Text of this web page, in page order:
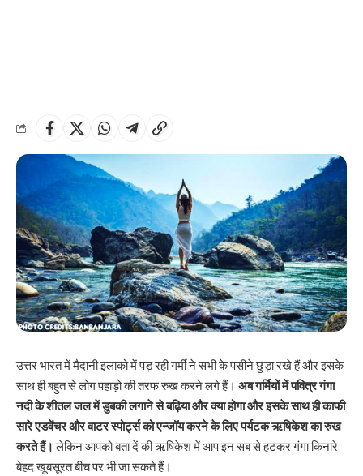
उत्तर भारत में मैदानी इलाको में पड़ रही गर्मी ने सभी के पसीने छुड़ा रखे हैं और इसके
साथ ही बहुत से लोग पहाड़ो की तरफ रुख करने लगे हैं। अब गर्मियों में पवित्र गंगा
नदी के शीतल जल में डुबकी लगाने से बढ़िया और क्या होगा और इसके साथ ही काफी
सारे एडवेंचर और वाटर स्पोर्ट्स को एन्जॉय करने के लिए पर्यटक ऋषिकेश का रुख
करते हैं। लेकिन आपको बता दें की ऋषिकेश में आप इन सब से हटकर गंगा किनारे
बेहद खूबसूरतबीचपर भी जा सकते हैं।